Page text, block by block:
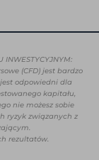
INWESTYCYJNYM:
(CFD) jest bardzo
odpowiedni dla
kapitału,
nie możesz sobie
ryzyk związanych z
rezultatów.